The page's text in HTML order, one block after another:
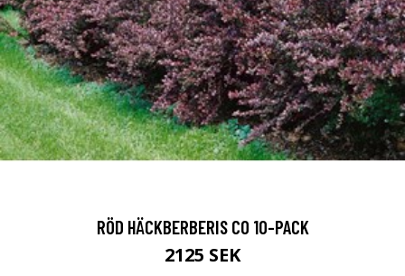
RÖD HÄCKBERBERIS CO 10-PACK
2125 SEK